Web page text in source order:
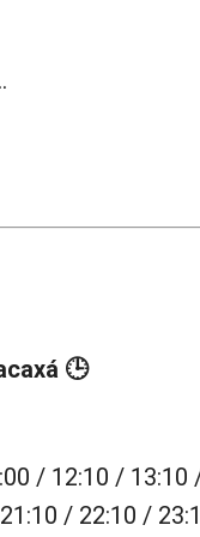
🕒
/ 12:10 / 13:10
/ 22:10 /